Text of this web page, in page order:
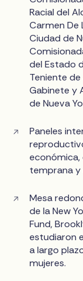
Racial del
Carmen De
Ciudad de
del Estado
Teniente
Gabinete y
de Nueva
Paneles
temprana y
Mesa
de la New
Fund,
estudiaron
a largo
mujeres.